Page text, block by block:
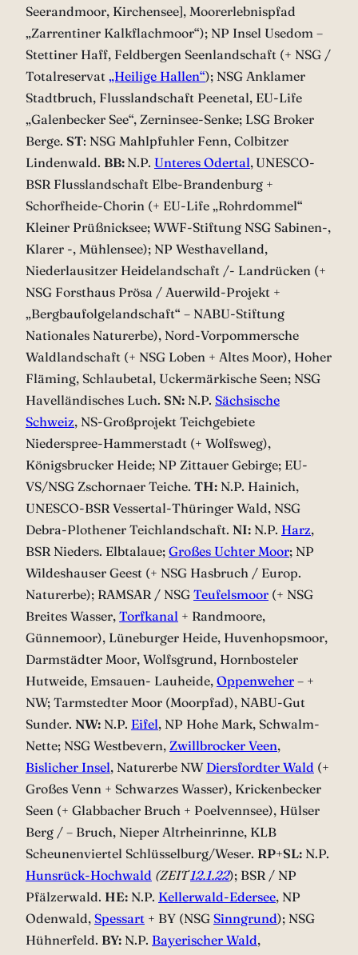
Seerandmoor, Kirchensee], Moorerlebnispfad
„Zarrentiner Kalkflachmoor“); NP Insel Usedom –
Stettiner Haff, Feldbergen Seenlandschaft (+ NSG /
Totalreservat „Heilige Hallen“); NSG Anklamer
Stadtbruch, Flusslandschaft Peenetal, EU-Life
„Galenbecker See“, Zerninsee-Senke; LSG Broker
Berge. ST: NSG Mahlpfuhler Fenn, Colbitzer
Lindenwald. BB: N.P. Unteres Odertal, UNESCO-
BSR Flusslandschaft Elbe-Brandenburg +
Schorfheide-Chorin (+ EU-Life „Rohrdommel“
Kleiner Prüßnicksee; WWF-Stiftung NSG Sabinen-,
Klarer -, Mühlensee); NP Westhavelland,
Niederlausitzer Heidelandschaft /- Landrücken (+
NSG Forsthaus Prösa / Auerwild-Projekt +
„Bergbaufolgelandschaft“ – NABU-Stiftung
Nationales Naturerbe), Nord-Vorpommersche
Waldlandschaft (+ NSG Loben + Altes Moor), Hoher
Fläming, Schlaubetal, Uckermärkische Seen; NSG
Havelländisches Luch. SN: N.P. Sächsische
Schweiz, NS-Großprojekt Teichgebiete
Niederspree-Hammerstadt (+ Wolfsweg),
Königsbrucker Heide; NP Zittauer Gebirge; EU-
VS/NSG Zschornaer Teiche. TH: N.P. Hainich,
UNESCO-BSR Vessertal-Thüringer Wald, NSG
Debra-Plothener Teichlandschaft. NI: N.P. Harz,
BSR Nieders. Elbtalaue; Großes Uchter Moor; NP
Wildeshauser Geest (+ NSG Hasbruch / Europ.
Naturerbe); RAMSAR / NSG Teufelsmoor (+ NSG
Breites Wasser, Torfkanal + Randmoore,
Günnemoor), Lüneburger Heide, Huvenhopsmoor,
Darmstädter Moor, Wolfsgrund, Hornbosteler
Hutweide, Emsauen- Lauheide, Oppenweher – +
NW; Tarmstedter Moor (Moorpfad), NABU-Gut
Sunder. NW: N.P. Eifel, NP Hohe Mark, Schwalm-
Nette; NSG Westbevern, Zwillbrocker Veen,
Bislicher Insel, Naturerbe NW Diersfordter Wald (+
Großes Venn + Schwarzes Wasser), Krickenbecker
Seen (+ Glabbacher Bruch + Poelvennsee), Hülser
Berg / – Bruch, Nieper Altrheinrinne, KLB
Scheunenviertel Schlüsselburg/Weser. RP+SL: N.P.
Hunsrück-Hochwald (ZEIT12.1.22); BSR / NP
Pfälzerwald. HE: N.P. Kellerwald-Edersee, NP
Odenwald, Spessart + BY (NSG Sinngrund); NSG
Hühnerfeld. BY: N.P. Bayerischer Wald,